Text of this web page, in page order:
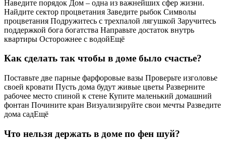
Наведите порядок Дом – одна из важнейших сфер жизни.
Найдите сектор процветания Заведите рыбок Символы
процветания Подружитесь с трехпалой лягушкой Заручитесь
поддержкой бога богатства Направьте достаток внутрь
квартиры Осторожнее с водойЕщё
Как сделать так чтобы в доме было счастье?
Поставьте две парные фарфоровые вазы Проверьте изголовье
своей кровати Пусть дома будут живые цветы Разверните
рабочее место спиной к стене Купите маленький домашний
фонтан Почините кран Визуализируйте свои мечты Разведите
дома садЕщё
Что нельзя держать в доме по фен шуй?